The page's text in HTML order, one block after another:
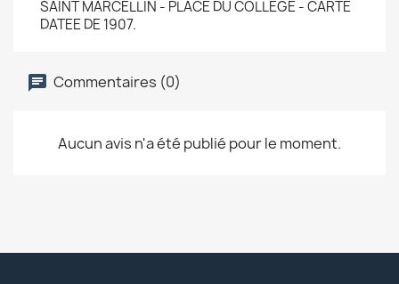
SAINT MARCELLIN - PLACE DU COLLEGE - CARTE
DATEE DE 1907.
Commentaires (0)
Aucun avis n'a été publié pour le moment.